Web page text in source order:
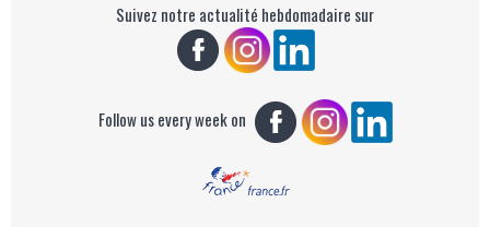
Suivez notre actualité hebdomadaire sur
Follow us every week on